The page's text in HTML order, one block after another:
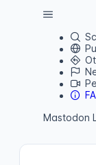
Mastodon